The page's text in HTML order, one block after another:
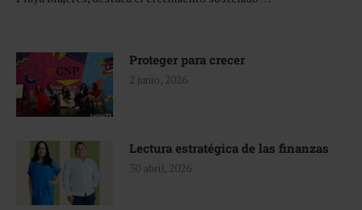
Proteger para crecer
2 junio, 2026
Lectura estratégica de las finanzas
30 abril, 2026